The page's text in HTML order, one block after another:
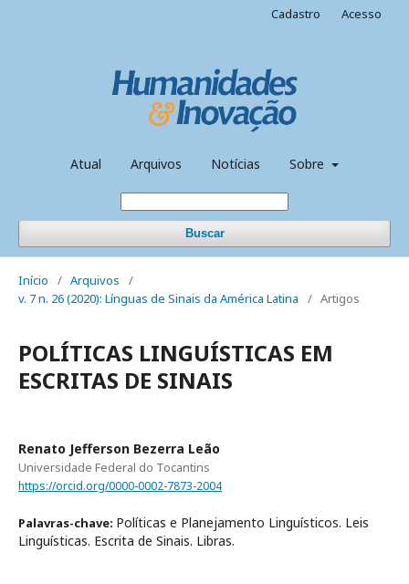
Atual Arquivos Notícias Sobre
Buscar
Cadastro Acesso
Início / Arquivos
/
v. 7 n. 26 (2020): Línguas de Sinais da América Latina
/ Artigos
POLÍTICAS LINGUÍSTICAS EM
ESCRITAS DE SINAIS
Renato Jefferson Bezerra Leão
Universidade Federal do Tocantins
https://orcid.org/0000-0002-7873-2004
Palavras-chave: Políticas e Planejamento Linguísticos. Leis
Linguísticas. Escrita de Sinais. Libras.